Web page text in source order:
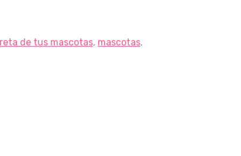
de tus mascotas, mascotas,